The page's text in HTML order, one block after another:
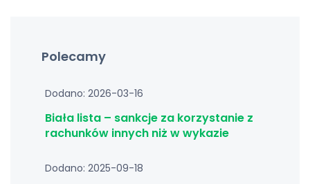
Polecamy
Dodano: 2026-03-16
Biała lista – sankcje za korzystanie z
rachunków innych niż w wykazie
Dodano: 2025-09-18